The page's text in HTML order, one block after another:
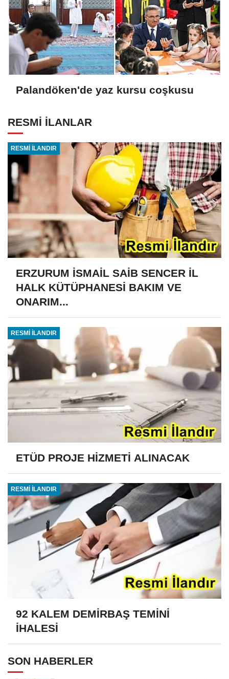
Palandöken'de yaz kursu coşkusu
RESMİ İLANLAR
RESMİ İLANDIR
ERZURUM İSMAİL SAİB SENCER İL
HALK KÜTÜPHANESİ BAKIM VE
ONARIM...
RESMİ İLANDIR
ETÜD PROJE HİZMETİ ALINACAK
RESMİ İLANDIR
92 KALEM DEMİRBAŞ TEMİNİ
İHALESİ
SON HABERLER